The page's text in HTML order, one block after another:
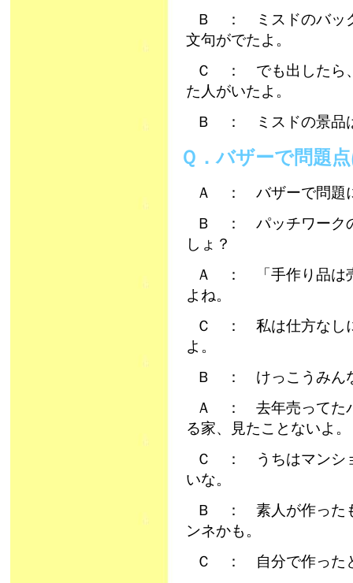
Ｂ ： ミスドのバッ
文句がでたよ。
Ｃ ： でも出したら
た人がいたよ。
Ｂ ： ミスドの景品
Ｑ．バザーで問題
Ａ ： バザーで問題
Ｂ ： パッチワーク
しょ？
Ａ ： 「手作り品は
よね。
Ｃ ： 私は仕方なし
よ。
Ｂ ： けっこうみん
Ａ ： 去年売ってた
る家、見たことないよ。
Ｃ ： うちはマンシ
いな。
Ｂ ： 素人が作った
ンネかも。
Ｃ ： 自分で作った